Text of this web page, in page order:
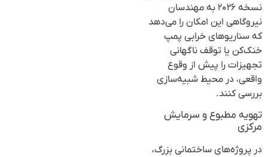
نسخه ۲۰۲۶ به مهندسان
نیروگاهی این امکان را می‌دهد
که سناریوهای خرابی پمپ
خنک‌کن یا توقف ناگهانی
تجهیزات را پیش از وقوع
واقعی، در محیط شبیه‌سازی
بررسی کنند.
تهویه مطبوع و سرمایش
مرکزی
در پروژه‌های ساختمانی بزرگ،